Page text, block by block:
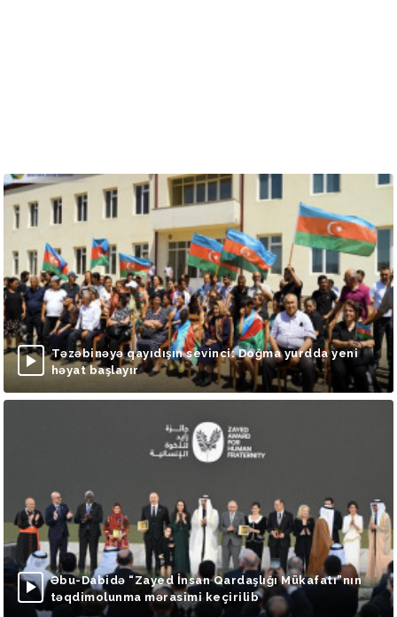
Təzəbinəyə qayıdışın sevinci: Doğma yurdda yeni
həyat başlayır
Əbu-Dabidə “Zayed İnsan Qardaşlığı Mükafatı”nın
təqdimolunma mərasimi keçirilib